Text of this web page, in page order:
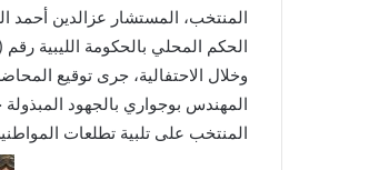
المنتخب، المستشار عزالدين أحمد
الحكم المحلي بالحكومة الليبية رقم (37) لسنة 2026.
وخلال الاحتفالية، جرى توقيع
المهندس بوجواري بالجهود
المنتخب على تلبية تطلعات